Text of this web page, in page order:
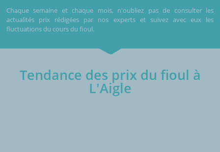
Chaque semaine et chaque mois, n'oubliez pas de consulter les
actualités prix rédigées par nos experts et suivez avec eux les
fluctuations du cours du fioul.
Tendance des prix du fioul à
L'Aigle